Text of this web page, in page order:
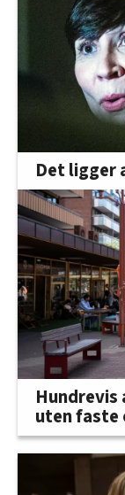
Det ligger
Hundrevis
uten faste